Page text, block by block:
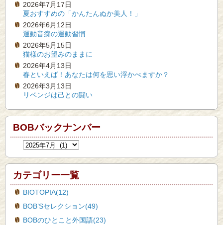
2026年7月17日
夏おすすめの「かんたんぬか美人！」
2026年6月12日
運動音痴の運動習慣
2026年5月15日
猫様のお望みのままに
2026年4月13日
春といえば！あなたは何を思い浮かべますか？
2026年3月13日
リベンジは己との闘い
BOBバックナンバー
カテゴリー一覧
BIOTOPIA(12)
BOB’Sセレクション(49)
BOBのひとこと外国語(23)